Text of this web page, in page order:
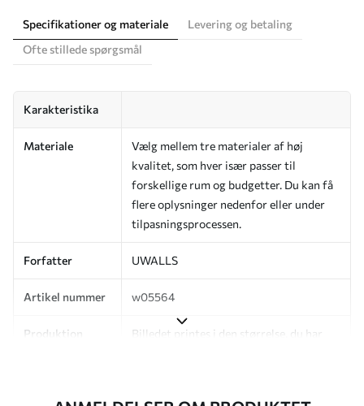
Specifikationer og materiale
Levering og betaling
Ofte stillede spørgsmål
Karakteristika
Materiale
Vælg mellem tre materialer af høj
kvalitet, som hver især passer til
forskellige rum og budgetter. Du kan få
flere oplysninger nedenfor eller under
tilpasningsprocessen.
Forfatter UWALLS
Artikel nummer w05564
Produktion
Billedet printes i den størrelse, du har